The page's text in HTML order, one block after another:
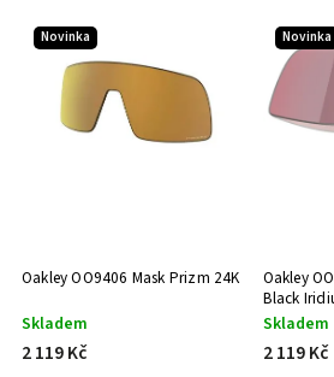
Abecedně
Novinka
Oakley OO9406 Mask Prizm 24K
Skladem
2 119 Kč
Novinka
Oakley
Black
Skladem
2 119 Kč